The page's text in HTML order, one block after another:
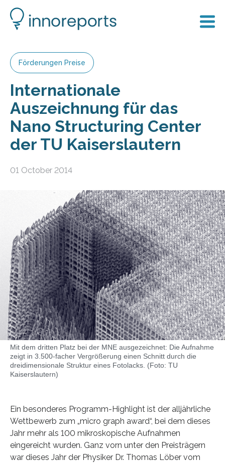
Förderungen Preise
Internationale
Auszeichnung für das
Nano Structuring Center
der TU Kaiserslautern
01 October 2014
Mit dem dritten Platz bei der MNE ausgezeichnet: Die Aufnahme
zeigt in 3.500-facher Vergrößerung einen Schnitt durch die
dreidimensionale Struktur eines Fotolacks. (Foto: TU
Kaiserslautern)
Ein besonderes Programm-Highlight ist der alljährliche
Wettbewerb zum „micro graph award“, bei dem dieses
Jahr mehr als 100 mikroskopische Aufnahmen
eingereicht wurden. Ganz vorn unter den Preisträgern
war dieses Jahr der Physiker Dr. Thomas Löber vom